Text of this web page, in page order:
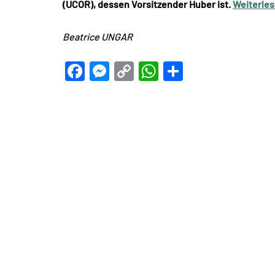
(UCOR), dessen Vorsitzender Huber ist.
Beatrice UNGAR
Facebook
Messenger
CopyWhatsApp